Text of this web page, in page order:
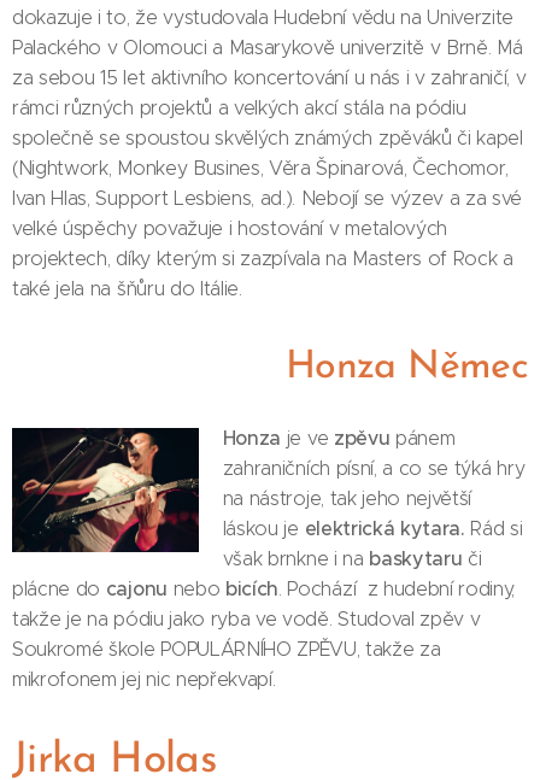
dokazuje i to, že vystudovala Hudební vědu na Univerzite
Palackého v Olomouci a Masarykově univerzitě v Brně. Má
za sebou 15 let aktivního koncertování u nás i v zahraničí, v
rámci různých projektů a velkých akcí stála na pódiu
společně se spoustou skvělých známých zpěváků či kapel
(Nightwork, Monkey Busines, Věra Špinarová, Čechomor,
Ivan Hlas, Support Lesbiens, ad.). Nebojí se výzev a za své
velké úspěchy považuje i hostování v metalových
projektech, díky kterým si zazpívala na Masters of Rock a
také jela na šňůru do Itálie.
Honza Němec
Honza je ve zpěvu pánem
zahraničních písní, a co se týká hry
na nástroje, tak jeho největší
láskou je elektrická kytara. Rád si
však brnkne i na baskytaru či
plácne do cajonu nebo bicích. Pochází z hudební rodiny,
takže je na pódiu jako ryba ve vodě. Studoval zpěv v
Soukromé škole POPULÁRNÍHO ZPĚVU, takže za
mikrofonem jej nic nepřekvapí.
Jirka Holas